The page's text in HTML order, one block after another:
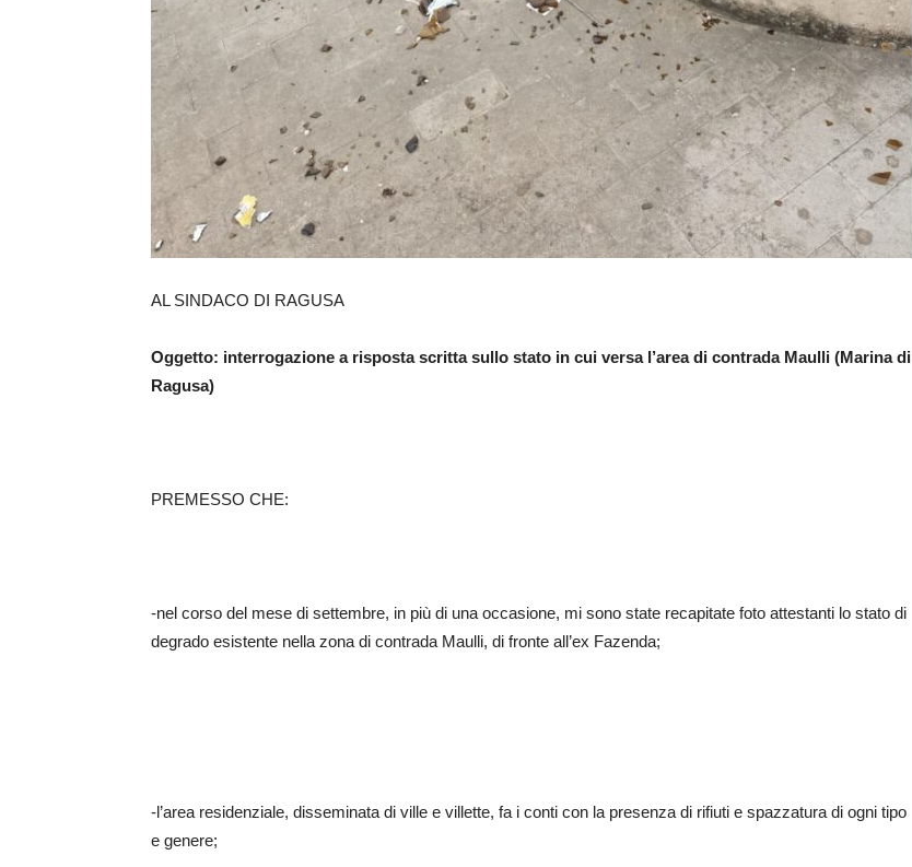
AL SINDACO DI RAGUSA
Oggetto: interrogazione a risposta scritta sullo stato in cui versa l’area di contrada Maulli (Marina di
Ragusa)
PREMESSO CHE:
-nel corso del mese di settembre, in più di una occasione, mi sono state recapitate foto attestanti lo stato di
degrado esistente nella zona di contrada Maulli, di fronte all’ex Fazenda;
-l’area residenziale, disseminata di ville e villette, fa i conti con la presenza di rifiuti e spazzatura di ogni tipo
e genere;